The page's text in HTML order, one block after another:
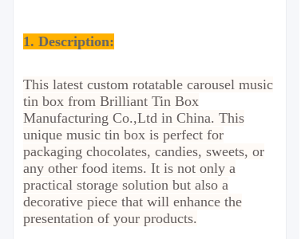
1. Description:
This latest custom rotatable carousel music
tin box from Brilliant Tin Box
Manufacturing Co.,Ltd in China. This
unique music tin box is perfect for
packaging chocolates, candies, sweets, or
any other food items. It is not only a
practical storage solution but also a
decorative piece that will enhance the
presentation of your products.